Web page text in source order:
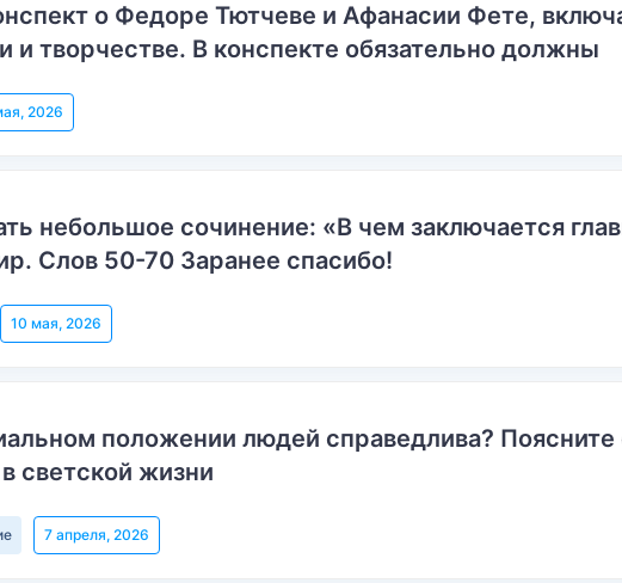
о Федоре Тютчеве и Афанасии Фете,
и творчестве. В конспекте обязательно должны
2026
небольшое сочинение: «В чем заключается
Слов 50-70 Заранее спасибо!
10 мая, 2026
положении людей справедлива? Поясните
светской жизни
7 апреля, 2026